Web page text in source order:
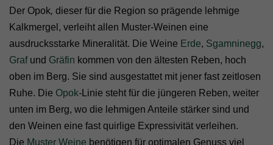
Der Opok, dieser für die Region so prägende lehmige
Kalkmergel, verleiht allen Muster-Weinen eine
ausdrucksstarke Mineralität. Die Weine Erde, Sgamninegg,
Grafund Gräfin kommen von den ältesten Reben, hoch
oben im Berg. Sie sind ausgestattet mit jener fast zeitlosen
Ruhe. Die Opok- Linie steht für die jüngeren Reben, weiter
unten im Berg, wo die lehmigen Anteile stärker sind und
den Weinen eine fast quirlige Expressivität verleihen.
Die Muster Weine benötigen für optimalen Genuss viel